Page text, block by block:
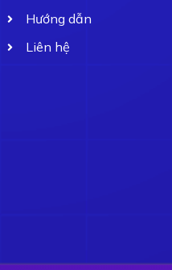
Hướng dẫn
Liên hệ